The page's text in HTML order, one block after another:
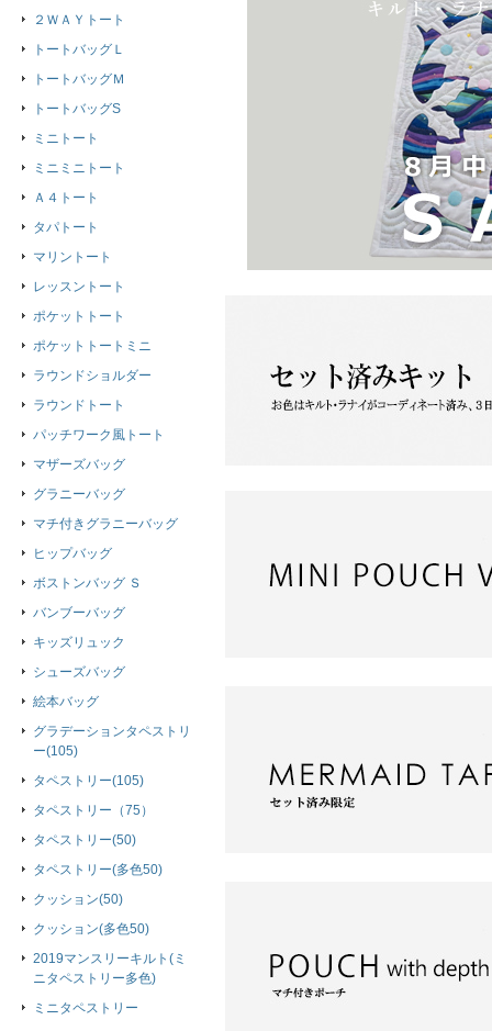
２ＷＡＹトート
トートバッグＬ
トートバッグＭ
トートバッグS
ミニトート
ミニミニトート
Ａ４トート
タパトート
マリントート
レッスントート
ポケットトート
ポケットトートミニ
ラウンドショルダー
ラウンドトート
パッチワーク風トート
マザーズバッグ
グラニーバッグ
マチ付きグラニーバッグ
ヒップバッグ
ボストンバッグ Ｓ
バンブーバッグ
キッズリュック
シューズバッグ
絵本バッグ
グラデーションタペストリ
ー(105)
タペストリー(105)
タペストリー（75）
タペストリー(50)
タペストリー(多色50)
クッション(50)
クッション(多色50)
2019マンスリーキルト(ミ
ニタペストリー多色)
ミニタペストリー